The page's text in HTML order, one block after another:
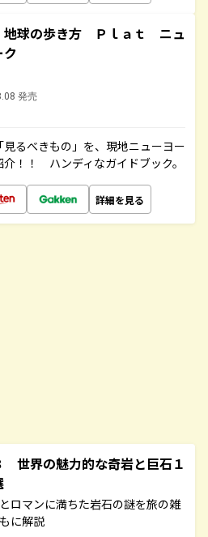
球の歩き方 Ｐｌａｔ ニュ
ク
発売
見るべきもの」を、現地ニューヨー
！！ ハンディなガイドブック。
詳細を見る
世界の魅力的な奇岩と巨石１
ロマンに満ちた岩石の謎を旅の雑
に解説